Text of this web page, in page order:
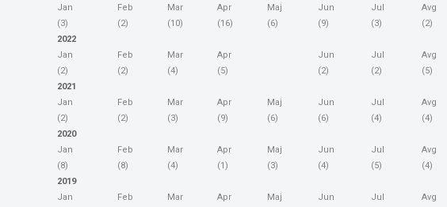
Jan
(3)
Feb
(2)
Mar
(10)
Apr
(16)
Maj
(6)
Jun
(9)
Jul
(3)
Avg
(2)
2022
Jan
(2)
Feb
(2)
Mar
(4)
Apr
(5)
Jun
(2)
Jul
(2)
Avg
(5)
2021
Jan
(2)
Feb
(2)
Mar
(3)
Apr
(9)
Maj
(6)
Jun
(6)
Jul
(4)
Avg
(4)
2020
Jan
(8)
Feb
(8)
Mar
(4)
Apr
(1)
Maj
(3)
Jun
(4)
Jul
(5)
Avg
(4)
2019
Jan
Feb
Mar
Apr
Maj
Jun
Jul
Avg